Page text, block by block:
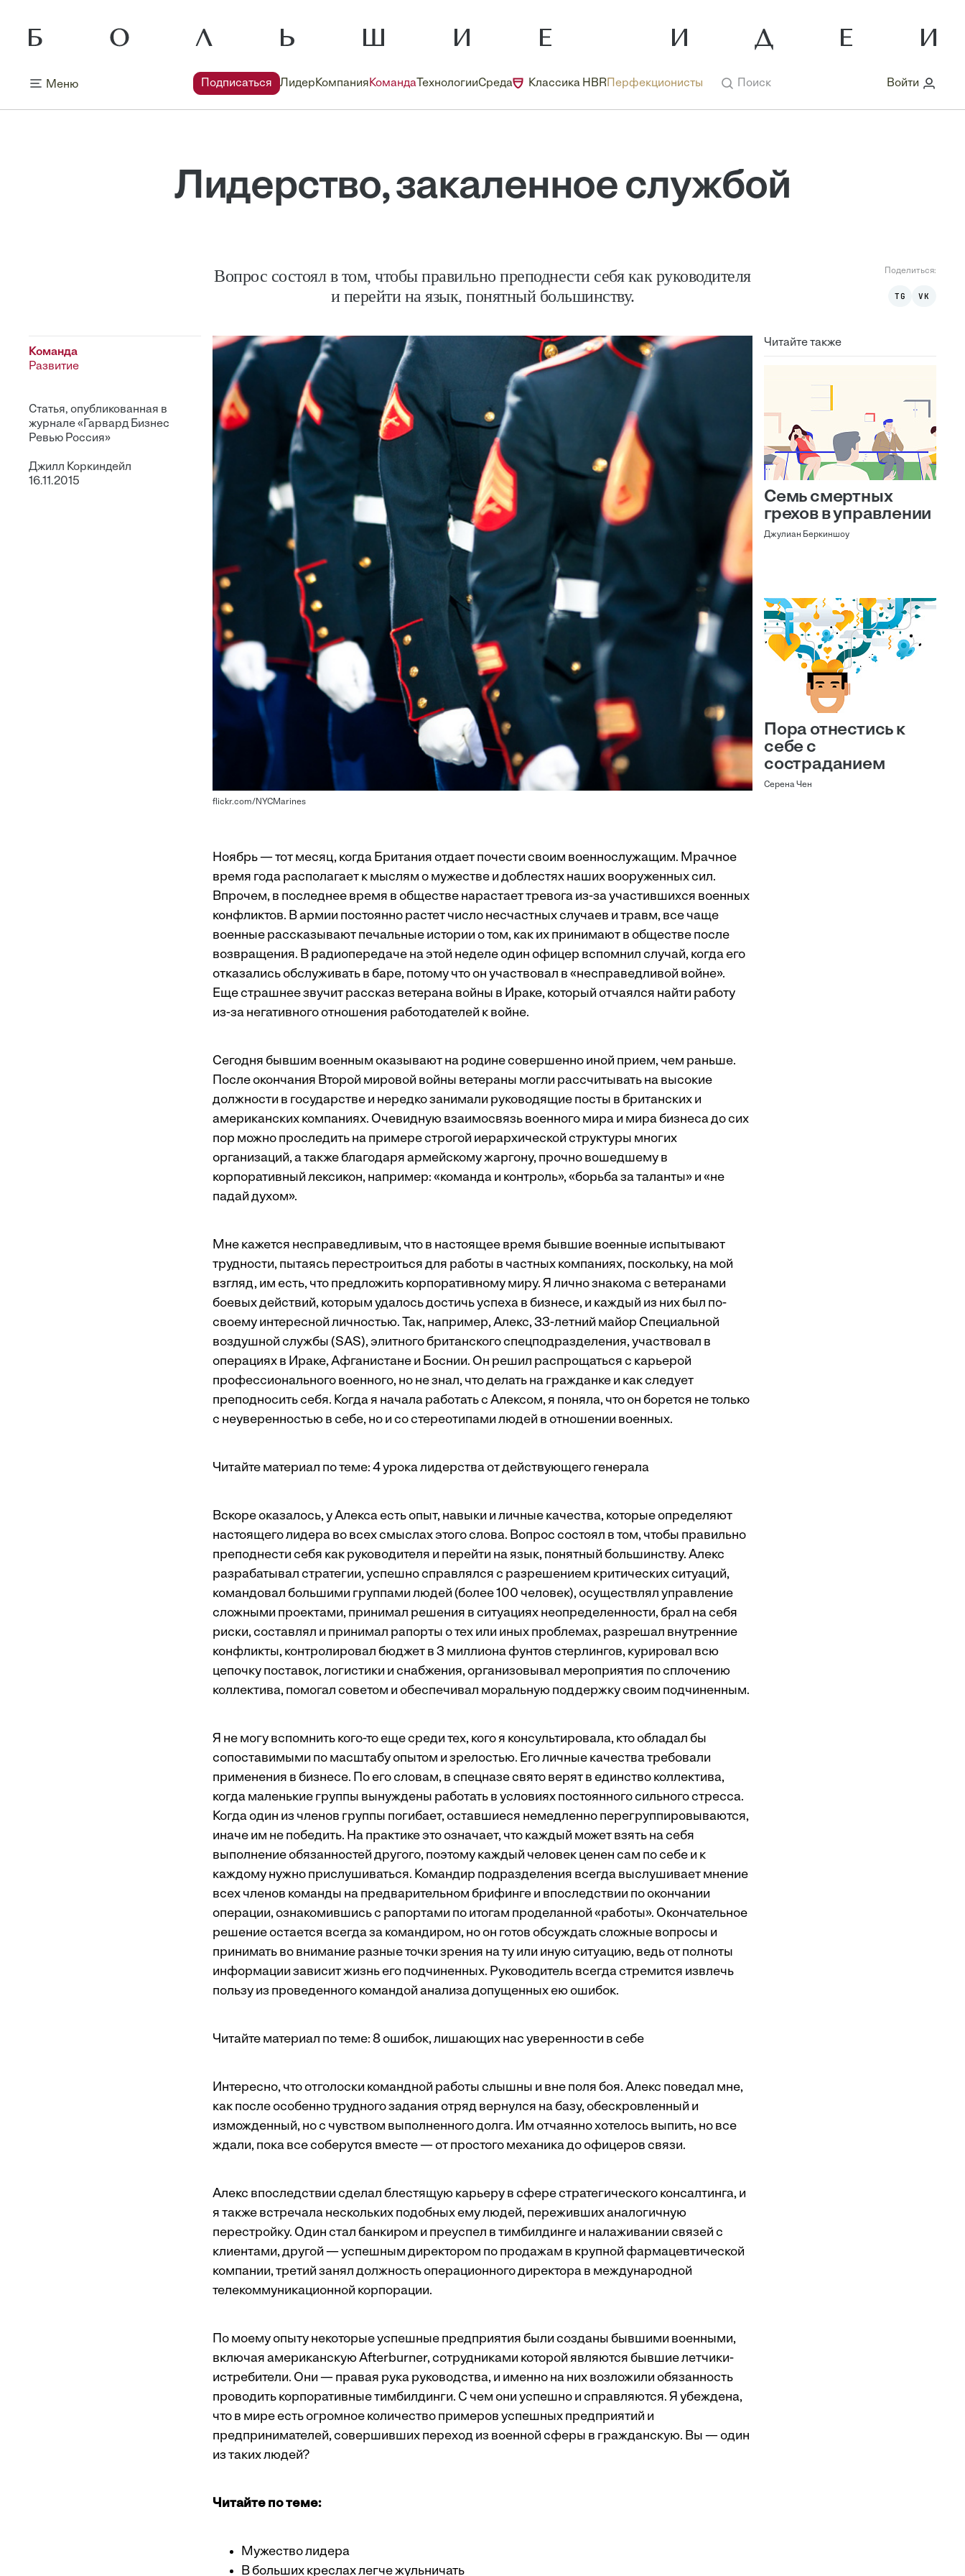
Меню Подписаться ЛидерКомпанияКоманда ТехнологииСреда Классика HBR Перфекционисты Поиск Войти
Лидерство, закаленное службой
Вопрос состоял в том, чтобы правильно преподнести себя как руководителя
и перейти на язык, понятный большинству.
Поделиться:
TG VK
Команда
Развитие
Статья, опубликованная в
журнале «Гарвард Бизнес
Ревью Россия»
Джилл Коркиндейл
16.11.2015
flickr.com/NYCMarines
Читайте также
Семь смертных
грехов в управлении
Джулиан Беркиншоу
Пора отнестись к
себе с
состраданием
Серена Чен
Ноябрь — тот месяц, когда Британия отдает почести своим военнослужащим. Мрачное
время года располагает к мыслям о мужестве и доблестях наших вооруженных сил.
Впрочем, в последнее время в обществе нарастает тревога из-за участившихся военных
конфликтов. В армии постоянно растет число несчастных случаев и травм, все чаще
военные рассказывают печальные истории о том, как их принимают в обществе после
возвращения. В радиопередаче на этой неделе один офицер вспомнил случай, когда его
отказались обслуживать в баре, потому что он участвовал в «несправедливой войне».
Еще страшнее звучит рассказ ветерана войны в Ираке, который отчаялся найти работу
из-за негативного отношения работодателей к войне.
Сегодня бывшим военным оказывают на родине совершенно иной прием, чем раньше.
После окончания Второй мировой войны ветераны могли рассчитывать на высокие
должности в государстве и нередко занимали руководящие посты в британских и
американских компаниях. Очевидную взаимосвязь военного мира и мира бизнеса до сих
пор можно проследить на примере строгой иерархической структуры многих
организаций, а также благодаря армейскому жаргону, прочно вошедшему в
корпоративный лексикон, например: «команда и контроль», «борьба за таланты» и «не
падай духом».
Мне кажется несправедливым, что в настоящее время бывшие военные испытывают
трудности, пытаясь перестроиться для работы в частных компаниях, поскольку, на мой
взгляд, им есть, что предложить корпоративному миру. Я лично знакома с ветеранами
боевых действий, которым удалось достичь успеха в бизнесе, и каждый из них был по-
своему интересной личностью. Так, например, Алекс, 33-летний майор Специальной
воздушной службы (SAS), элитного британского спецподразделения, участвовал в
операциях в Ираке, Афганистане и Боснии. Он решил распрощаться с карьерой
профессионального военного, но не знал, что делать на гражданке и как следует
преподносить себя. Когда я начала работать с Алексом, я поняла, что он борется не только
с неуверенностью в себе, но и со стереотипами людей в отношении военных.
Читайте материал по теме: 4 урока лидерства от действующего генерала
Вскоре оказалось, у Алекса есть опыт, навыки и личные качества, которые определяют
настоящего лидера во всех смыслах этого слова. Вопрос состоял в том, чтобы правильно
преподнести себя как руководителя и перейти на язык, понятный большинству. Алекс
разрабатывал стратегии, успешно справлялся с разрешением критических ситуаций,
командовал большими группами людей (более 100 человек), осуществлял управление
сложными проектами, принимал решения в ситуациях неопределенности, брал на себя
риски, составлял и принимал рапорты о тех или иных проблемах, разрешал внутренние
конфликты, контролировал бюджет в 3 миллиона фунтов стерлингов, курировал всю
цепочку поставок, логистики и снабжения, организовывал мероприятия по сплочению
коллектива, помогал советом и обеспечивал моральную поддержку своим подчиненным.
Я не могу вспомнить кого-то еще среди тех, кого я консультировала, кто обладал бы
сопоставимыми по масштабу опытом и зрелостью. Его личные качества требовали
применения в бизнесе. По его словам, в спецназе свято верят в единство коллектива,
когда маленькие группы вынуждены работать в условиях постоянного сильного стресса.
Когда один из членов группы погибает, оставшиеся немедленно перегруппировываются,
иначе им не победить. На практике это означает, что каждый может взять на себя
выполнение обязанностей другого, поэтому каждый человек ценен сам по себе и к
каждому нужно прислушиваться. Командир подразделения всегда выслушивает мнение
всех членов команды на предварительном брифинге и впоследствии по окончании
операции, ознакомившись с рапортами по итогам проделанной «работы». Окончательное
решение остается всегда за командиром, но он готов обсуждать сложные вопросы и
принимать во внимание разные точки зрения на ту или иную ситуацию, ведь от полноты
информации зависит жизнь его подчиненных. Руководитель всегда стремится извлечь
пользу из проведенного командой анализа допущенных ею ошибок.
Читайте материал по теме: 8 ошибок, лишающих нас уверенности в себе
Интересно, что отголоски командной работы слышны и вне поля боя. Алекс поведал мне,
как после особенно трудного задания отряд вернулся на базу, обескровленный и
изможденный, но с чувством выполненного долга. Им отчаянно хотелось выпить, но все
ждали, пока все соберутся вместе — от простого механика до офицеров связи.
Алекс впоследствии сделал блестящую карьеру в сфере стратегического консалтинга, и
я также встречала нескольких подобных ему людей, переживших аналогичную
перестройку. Один стал банкиром и преуспел в тимбилдинге и налаживании связей с
клиентами, другой — успешным директором по продажам в крупной фармацевтической
компании, третий занял должность операционного директора в международной
телекоммуникационной корпорации.
По моему опыту некоторые успешные предприятия были созданы бывшими военными,
включая американскую Afterburner, сотрудниками которой являются бывшие летчики-
истребители. Они — правая рука руководства, и именно на них возложили обязанность
проводить корпоративные тимбилдинги. С чем они успешно и справляются. Я убеждена,
что в мире есть огромное количество примеров успешных предприятий и
предпринимателей, совершивших переход из военной сферы в гражданскую. Вы — один
из таких людей?
Читайте по теме:
Мужество лидера
В больших креслах легче жульничать